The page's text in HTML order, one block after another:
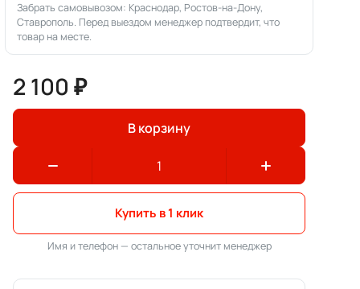
Забрать самовывозом: Краснодар, Ростов-на-Дону,
Ставрополь. Перед выездом менеджер подтвердит, что
товар на месте.
2 100 ₽
В корзину
Купить в 1 клик
Имя и телефон — остальное уточнит менеджер